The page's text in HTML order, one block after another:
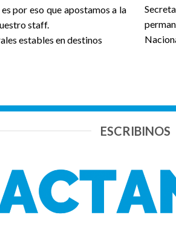
por eso que apostamos a la
staff.
estables en destinos
ESCRIBINOS